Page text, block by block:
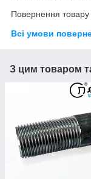
Повернення
Всі умови
З цим товаром